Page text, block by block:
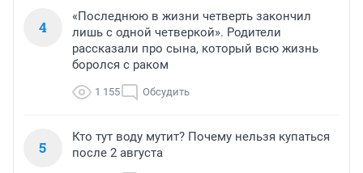
4
«Последнюю в жизни четверть закончил
лишь с одной четверкой». Родители
рассказали про сына, который всю жизнь
боролся с раком
1 155 Обсудить
5
Кто тут воду мутит? Почему нельзя купаться
после 2 августа